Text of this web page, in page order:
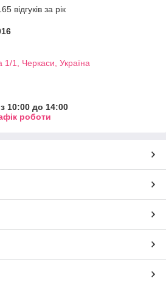
відгуків за рік
1/1, Черкаси, Україна
10:00 до 14:00
роботи